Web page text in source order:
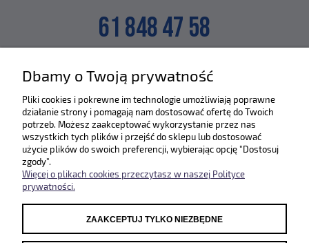
61 848 47 58
SKLEP@ZLEWOZMYWAKI.PL
Poznaj nas bliżej :)
Dbamy o Twoją prywatność
Pliki cookies i pokrewne im technologie umożliwiają poprawne
działanie strony i pomagają nam dostosować ofertę do Twoich
potrzeb. Możesz zaakceptować wykorzystanie przez nas
wszystkich tych plików i przejść do sklepu lub dostosować
użycie plików do swoich preferencji, wybierając opcję "Dostosuj
zgody".
Więcej o plikach cookies przeczytasz w naszej Polityce
prywatności.
ZAAKCEPTUJ TYLKO NIEZBĘDNE